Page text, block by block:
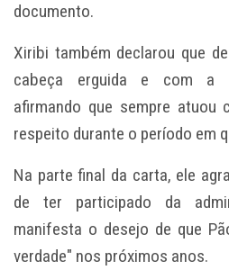
documento.
Xiribi também declarou que
cabeça erguida e com a
afirmando que sempre atuou
respeito durante o período em
Na parte final da carta, ele
de ter participado da
manifesta o desejo de que
verdade" nos próximos anos.